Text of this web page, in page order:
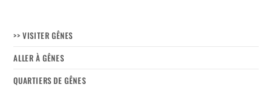
>> VISITER GÊNES
ALLER À GÊNES
QUARTIERS DE GÊNES